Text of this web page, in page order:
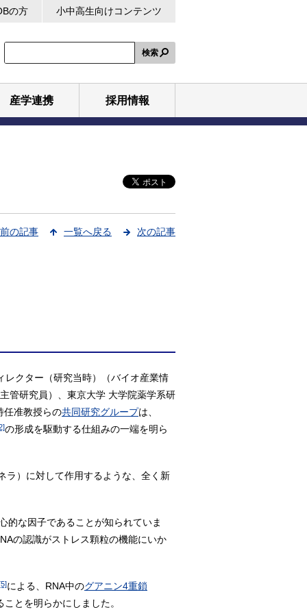
の方 小中高生向けコンテンツ
検索
産学連携 採用情報
前の記事 一覧へ戻る 次の記事
クター（研究当時）（バイオ産業情
管研究員）、東京大学 大学院薬学系研
任准教授らの共同研究グループは、
の形成を駆動する仕組みの一端を明ら
ラ）に対して作用するような、全く新
的な因子であることが知られていま
の認識がストレス顆粒の機能にいか
による、RNA中のグアニン4重鎖
とを明らかにしました。